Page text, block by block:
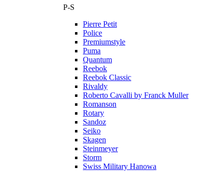
P-S
Pierre Petit
Police
Premiumstyle
Puma
Quantum
Reebok
Reebok Classic
Rivaldy
Roberto Cavalli by Franck Muller
Romanson
Rotary
Sandoz
Seiko
Skagen
Steinmeyer
Storm
Swiss Military Hanowa